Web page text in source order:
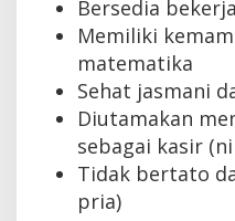
Bersedia
Memiliki
matematika
Sehat jasmani
Diutamakan
sebagai kasir
Tidak bertato
pria)